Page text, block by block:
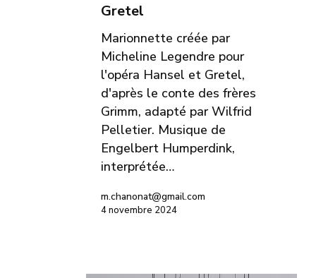
Gretel
Marionnette créée par
Micheline Legendre pour
l'opéra Hansel et Gretel,
d'après le conte des frères
Grimm, adapté par Wilfrid
Pelletier. Musique de
Engelbert Humperdink,
interprétée…
m.chanonat@gmail.com
4 novembre 2024